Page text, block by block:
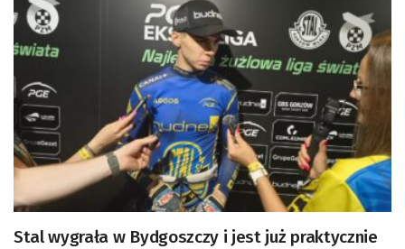
Stal wygrała w Bydgoszczy i jest już praktycznie